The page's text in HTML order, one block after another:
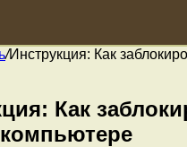
/Инструкция: Как
Как